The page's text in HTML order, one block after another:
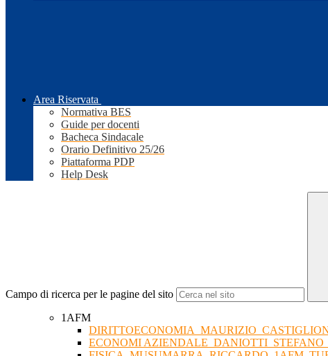
Area Riservata
Normativa BES
Guide per docenti
Bacheca Sindacale
Orario Definitivo 25/26
Piattaforma PDP
Help Desk
Campo di ricerca per le pagine del sito
1AFM
ECONOMI